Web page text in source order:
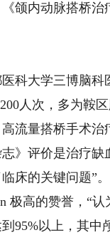
内动脉搭桥治
大学三博脑科
人次，多为鞍
流量搭桥手术
志》评价是治疗
床的关键问题”
极高的赞誉，“
95%以上，其中